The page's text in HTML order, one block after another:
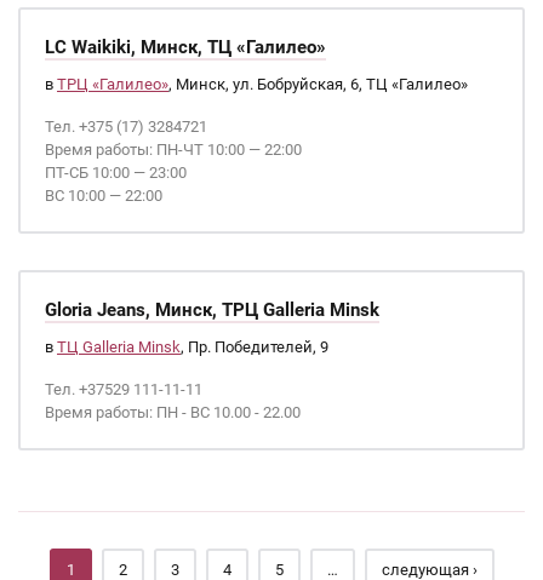
LC Waikiki, Минск, ТЦ «Галилео»
в ТРЦ «Галилео», Минск, ул. Бобруйская, 6, ТЦ «Галилео»
Тел. +375 (17) 3284721
Время работы: ПН-ЧТ 10:00 — 22:00
ПТ-СБ 10:00 — 23:00
ВС 10:00 — 22:00
Gloria Jeans, Минск, ТРЦ Galleria Minsk
в ТЦ Galleria Minsk, Пр. Победителей, 9
Тел. +37529 111-11-11
Время работы: ПН - ВС 10.00 - 22.00
Страницы
1 2 3 4 5 … следующая ›